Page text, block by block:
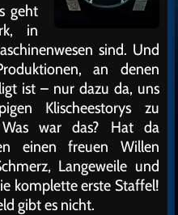
geht
in
sind. Und
an denen
ist – nur dazu da, uns
Klischeestorys zu
war das? Hat da
einen freuen Willen
Langeweile und
komplette erste Staffel!
gibt es nicht.